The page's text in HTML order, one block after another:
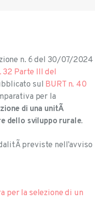
n. 6 del 30/07/2024
32 Parte III del
sul BURT n. 40
per la
di una unitÃ
dello sviluppo rurale.
previste nell’avviso
per la selezione di un